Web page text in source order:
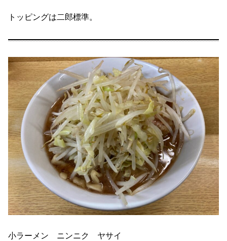
トッピングは二郎標準。
小ラーメン ニンニク ヤサイ